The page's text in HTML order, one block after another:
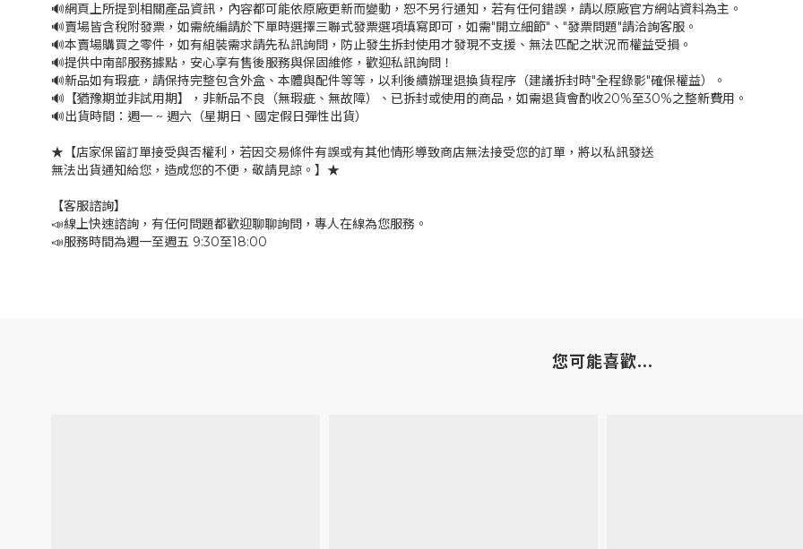
🔊網頁上所提到相關產品資訊，內容都可能依原廠更新而變動，恕不另行通知，若有任何錯誤，請以原廠官方網站資料為主。
🔊賣場皆含稅附發票，如需統編請於下單時選擇三聯式發票選項填寫即可，如需"開立細節"、"發票問題"請洽詢客服。
🔊本賣場購買之零件，如有組裝需求請先私訊詢問，防止發生拆封使用才發現不支援、無法匹配之狀況而權益受損。
🔊提供中南部服務據點，安心享有售後服務與保固維修，歡迎私訊詢問！
🔊新品如有瑕疵，請保持完整包含外盒、本體與配件等等，以利後續辦理退換貨程序（建議拆封時"全程錄影"確保權益）。
🔊【猶豫期並非試用期】，非新品不良（無瑕疵、無故障）、已拆封或使用的商品，如需退貨會酌收20%至30%之整新費用。
🔊出貨時間：週一 ~ 週六（星期日、國定假日彈性出貨）
★【店家保留訂單接受與否權利，若因交易條件有誤或有其他情形導致商店無法接受您的訂單，將以私訊發送
無法出貨通知給您，造成您的不便，敬請見諒。】★
【客服諮詢】
📣線上快速諮詢，有任何問題都歡迎聊聊詢問，專人在線為您服務。
📣服務時間為週一至週五 9:30至18:00
您可能喜歡...